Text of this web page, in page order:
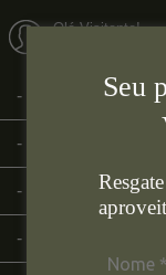
Seu
Olá Visitante!
Página Inicial
Como Comprar